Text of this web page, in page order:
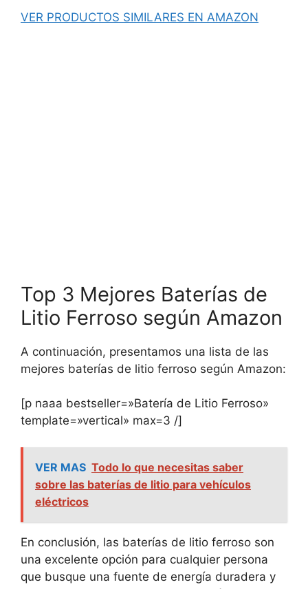
VER PRODUCTOS SIMILARES EN AMAZON
Top 3 Mejores Baterías de
Litio Ferroso según Amazon
A continuación, presentamos una lista de las
mejores baterías de litio ferroso según Amazon:
[p naaa bestseller=»Batería de Litio Ferroso»
template=»vertical» max=3 /]
VER MAS Todo lo que necesitas saber
sobre las baterías de litio para vehículos
eléctricos
En conclusión, las baterías de litio ferroso son
una excelente opción para cualquier persona
que busque una fuente de energía duradera y